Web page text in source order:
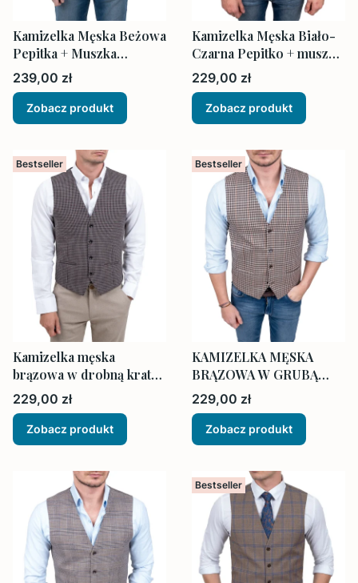
Kamizelka Męska Beżowa
Pepitka + Muszka
Poszetka
Cena
239,00 zł
Zobacz produkt
Kamizelka Męska Biało-
Czarna Pepitko + muszka
i poszetka
Cena
229,00 zł
Zobacz produkt
Bestseller
Kamizelka męska
brązowa w drobną kratkę
elegancka
Cena
229,00 zł
Zobacz produkt
Bestseller
KAMIZELKA MĘSKA
BRĄZOWA W GRUBĄ
KRATĘ + muszka i
poszetka
Cena
229,00 zł
Zobacz produkt
Bestseller